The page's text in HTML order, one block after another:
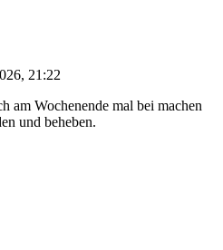
21:22
am Wochenende mal bei machen
und beheben.